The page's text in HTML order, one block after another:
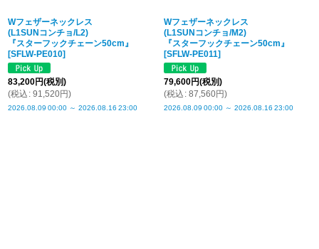
Wフェザーネックレス
(L1SUNコンチョ/L2)
『スターフックチェーン50cm』
[SFLW-PE010]
83,200円(税別)
(税込 : 91,520円)
2026.08.09 00:00 ～ 2026.08.16 23:00
Wフェザーネックレス
(L1SUNコンチョ/M2)
『スターフックチェーン50cm』
[SFLW-PE011]
79,600円(税別)
(税込 : 87,560円)
2026.08.09 00:00 ～ 2026.08.16 23:00